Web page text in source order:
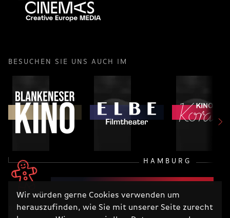
Wir würden gerne Cookies verwenden um
herauszufinden, wie Sie mit unserer Seite zurecht
BESUCHEN SIE UNS AUCH IM
HAMBURG
RECHTLICHES